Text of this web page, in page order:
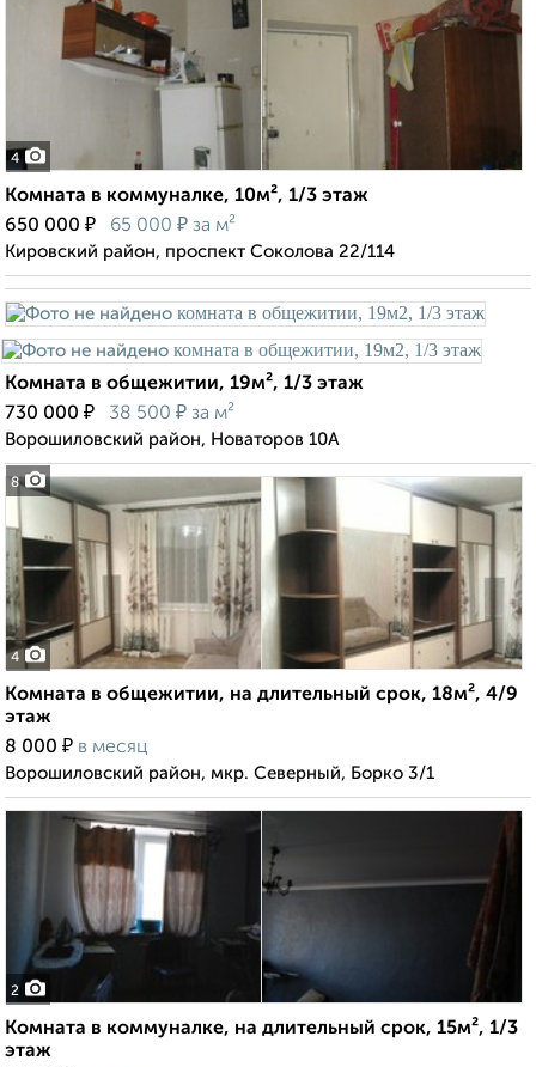
4
Комната в коммуналке, 10м², 1/3 этаж
650 000 ₽ 65 000 ₽ за м²
Кировский район, проспект Соколова 22/114
8
Комната в общежитии, 19м², 1/3 этаж
730 000 ₽ 38 500 ₽ за м²
Ворошиловский район, Новаторов 10А
4
Комната в общежитии, на длительный срок, 18м², 4/9
этаж
8 000 ₽ в месяц
Ворошиловский район, мкр. Северный, Борко 3/1
2
Комната в коммуналке, на длительный срок, 15м², 1/3
этаж